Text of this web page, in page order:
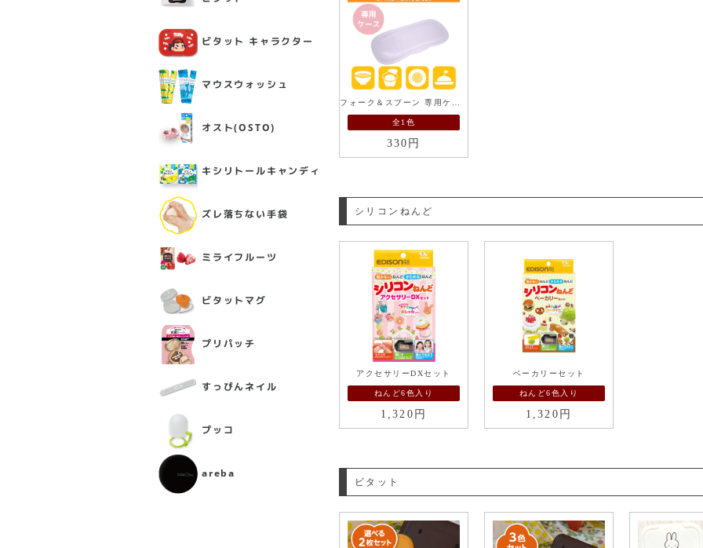
フォーク＆スプーン 専用ケース
全1色
330円
シリコンねんど
アクセサリーDXセット
ねんど6色入り
1,320円
ベーカリーセット
ねんど6色入り
1,320円
ビタット